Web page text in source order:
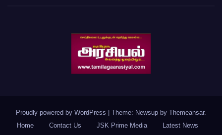
Proudly powered by WordPress Theme: Newsup by Themeansar.
Home
Contact Us JSK Prime Media Latest News